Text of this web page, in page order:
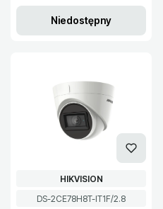
Niedostępny
Kod produktu
DS-2CE78H8T-IT1F/2.8
PRODUCENT
HIKVISION